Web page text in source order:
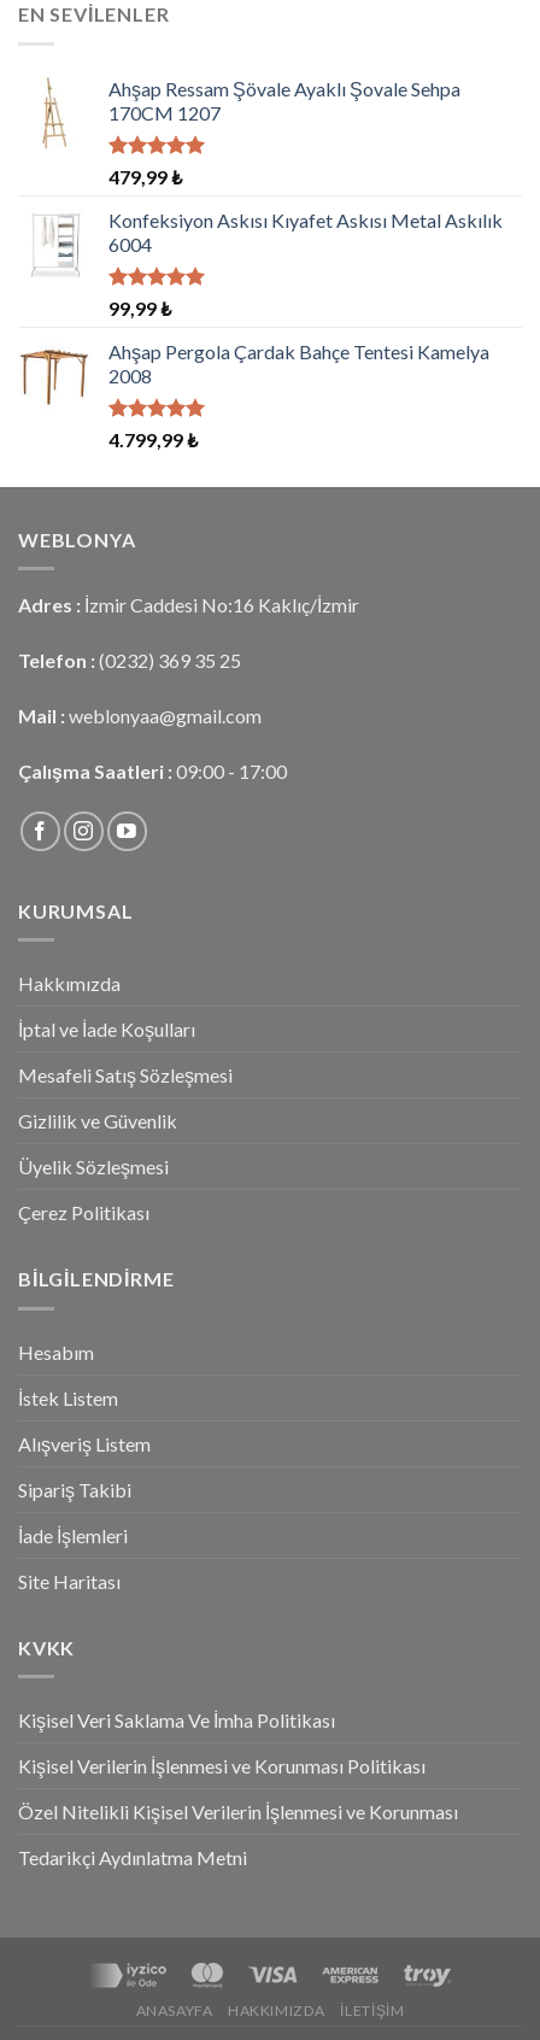
EN SEVILENLER
Ahşap Ressam Şövale Ayaklı Şovale Sehpa
170CM 1207
5 üzerinden
5.00oy
aldı
479,99₺
Konfeksiyon Askısı Kıyafet Askısı Metal Askılık
6004
5 üzerinden
5.00
aldı
99,99₺
Ahşap Pergola Çardak Bahçe Tentesi Kamelya
2008
5 üzerinden
oy
4.799,99₺
WEBLONYA
Adres : İzmir Caddesi No:16 Kaklıç/İzmir
Telefon : (0232) 369 35 25
Mail : weblonyaa@gmail.com
Çalışma Saatleri : 09:00 - 17:00
KURUMSAL
Hakkımızda
İptal ve İade Koşulları
Mesafeli Satış Sözleşmesi
Gizlilik ve Güvenlik
Üyelik Sözleşmesi
Çerez Politikası
BILGILENDIRME
Hesabım
İstek Listem
Alışveriş Listem
Sipariş Takibi
İade İşlemleri
Site Haritası
KVKK
Kişisel Veri Saklama Ve İmha Politikası
Kişisel Verilerin İşlenmesi ve Korunması Politikası
Özel Nitelikli Kişisel Verilerin İşlenmesi ve Korunması
Tedarikçi Aydınlatma Metni
ANASAYFA HAKKIMIZDA İLETIŞIM